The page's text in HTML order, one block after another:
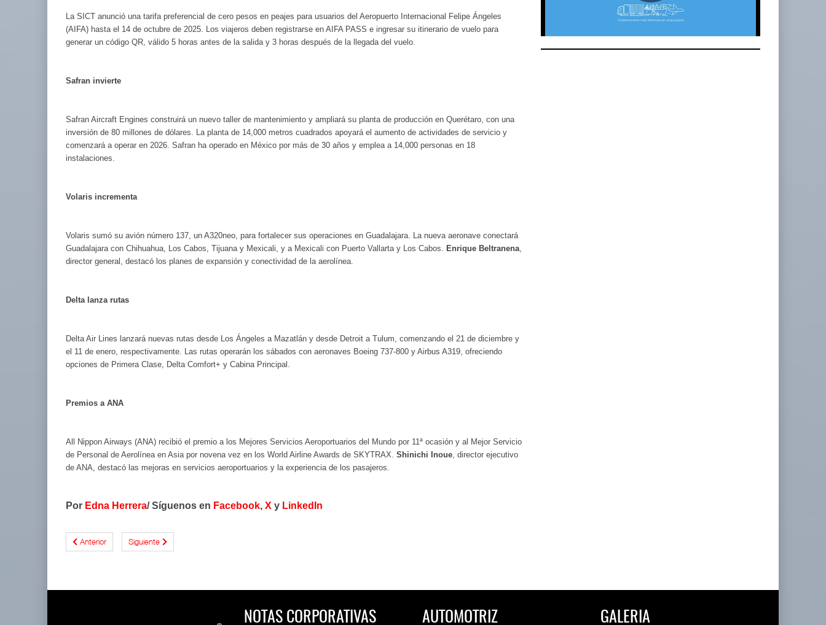
La SICT anunció una tarifa preferencial de cero pesos en peajes para usuarios del Aeropuerto Internacional Felipe Ángeles
(AIFA) hasta el 14 de octubre de 2025. Los viajeros deben registrarse en AIFA PASS e ingresar su itinerario de vuelo para
generar un código QR, válido 5 horas antes de la salida y 3 horas después de la llegada del vuelo.
Safran invierte
Safran Aircraft Engines construirá un nuevo taller de mantenimiento y ampliará su planta de producción en Querétaro, con una
inversión de 80 millones de dólares. La planta de 14,000 metros cuadrados apoyará el aumento de actividades de servicio y
comenzará a operar en 2026. Safran ha operado en México por más de 30 años y emplea a 14,000 personas en 18
instalaciones.
Volaris incrementa
Volaris sumó su avión número 137, un A320neo, para fortalecer sus operaciones en Guadalajara. La nueva aeronave conectará
Guadalajara con Chihuahua, Los Cabos, Tijuana y Mexicali, y a Mexicali con Puerto Vallarta y Los Cabos. Enrique Beltranena,
director general, destacó los planes de expansión y conectividad de la aerolínea.
Delta lanza rutas
Delta Air Lines lanzará nuevas rutas desde Los Ángeles a Mazatlán y desde Detroit a Tulum, comenzando el 21 de diciembre y
el 11 de enero, respectivamente. Las rutas operarán los sábados con aeronaves Boeing 737-800 y Airbus A319, ofreciendo
opciones de Primera Clase, Delta Comfort+ y Cabina Principal.
Premios a ANA
All Nippon Airways (ANA) recibió el premio a los Mejores Servicios Aeroportuarios del Mundo por 11ª ocasión y al Mejor Servicio
de Personal de Aerolínea en Asia por novena vez en los World Airline Awards de SKYTRAX. Shinichi Inoue, director ejecutivo
de ANA, destacó las mejoras en servicios aeroportuarios y la experiencia de los pasajeros.
Por Edna Herrera/ Síguenos en Facebook, X y LinkedIn
Anterior Siguiente
NOTAS CORPORATIVAS AUTOMOTRIZ GALERIA